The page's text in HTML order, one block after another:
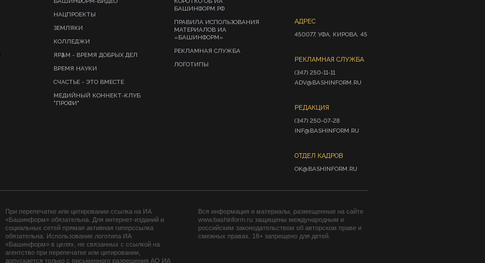
НАЦПРОЕКТЫ
ЗЕМЛЯКИ
КОЛЛЕДЖИ
ЯРҘАМ - ВРЕМЯ ДОБРЫХ ДЕЛ
ВРЕМЯ НАУКИ
СЧАСТЬЕ - ЭТО ВМЕСТЕ
МЕДИЙНЫЙ КОННЕКТ-КЛУБ
"ПРОФИ"
БАШИНФОРМ.РФ
ПРАВИЛА ИСПОЛЬЗОВАНИЯ
МАТЕРИАЛОВ ИА
«БАШИНФОРМ»
РЕКЛАМНАЯ СЛУЖБА
ЛОГОТИПЫ
АДРЕС
450077, УФА, КИРОВА, 45
РЕКЛАМНАЯ СЛУЖБА
(347) 250-11-11
ADV@BASHINFORM.RU
РЕДАКЦИЯ
(347) 250-07-28
INF@BASHINFORM.RU
ОТДЕЛ КАДРОВ
OK@BASHINFORM.RU
При перепечатке или цитировании ссылка на ИА
«Башинформ» обязательна. Для интернет-изданий и
социальных сетей прямая активная гиперссылка
обязательна. Использование логотипа ИА
«Башинформ» в целях, не связанных с ссылкой на
агентство при перепечатке или цитировании,
допускается только с письменного разрешения АО ИА
Вся информация и материалы, размещенные на сайте
www.bashinform.ru защищены международным и
российским законодательством об авторском праве и
смежных правах. 18+ запрещено для детей.